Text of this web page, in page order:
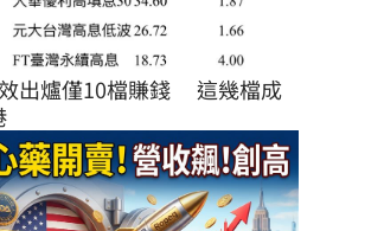
出爐僅10檔賺錢 　這幾檔成